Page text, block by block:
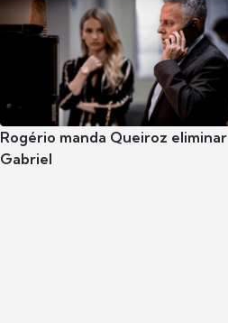
Rogério manda Queiroz eliminar
Gabriel